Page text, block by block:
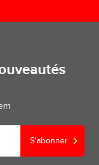
S'abonner